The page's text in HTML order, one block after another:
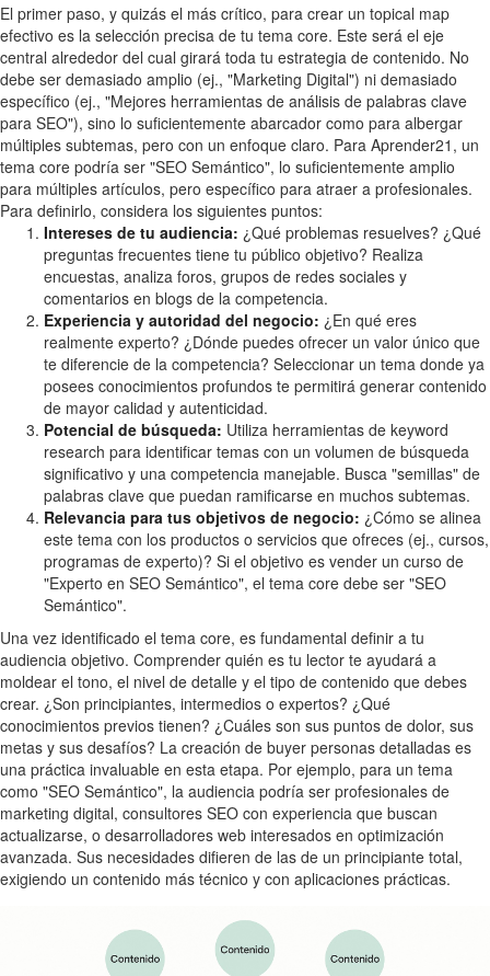
El primer paso, y quizás el más crítico, para crear un topical map
efectivo es la selección precisa de tu tema core. Este será el eje
central alrededor del cual girará toda tu estrategia de contenido. No
debe ser demasiado amplio (ej., "Marketing Digital") ni demasiado
específico (ej., "Mejores herramientas de análisis de palabras clave
para SEO"), sino lo suficientemente abarcador como para albergar
múltiples subtemas, pero con un enfoque claro. Para Aprender21, un
tema core podría ser "SEO Semántico", lo suficientemente amplio
para múltiples artículos, pero específico para atraer a profesionales.
Para definirlo, considera los siguientes puntos:
Intereses de tu audiencia: ¿Qué problemas resuelves? ¿Qué
preguntas frecuentes tiene tu público objetivo? Realiza
encuestas, analiza foros, grupos de redes sociales y
comentarios en blogs de la competencia.
Experiencia y autoridad del negocio: ¿En qué eres
realmente experto? ¿Dónde puedes ofrecer un valor único que
te diferencie de la competencia? Seleccionar un tema donde ya
posees conocimientos profundos te permitirá generar contenido
de mayor calidad y autenticidad.
Potencial de búsqueda: Utiliza herramientas de keyword
research para identificar temas con un volumen de búsqueda
significativo y una competencia manejable. Busca "semillas" de
palabras clave que puedan ramificarse en muchos subtemas.
Relevancia para tus objetivos de negocio: ¿Cómo se alinea
este tema con los productos o servicios que ofreces (ej., cursos,
programas de experto)? Si el objetivo es vender un curso de
"Experto en SEO Semántico", el tema core debe ser "SEO
Semántico".
Una vez identificado el tema core, es fundamental definir a tu
audiencia objetivo. Comprender quién es tu lector te ayudará a
moldear el tono, el nivel de detalle y el tipo de contenido que debes
crear. ¿Son principiantes, intermedios o expertos? ¿Qué
conocimientos previos tienen? ¿Cuáles son sus puntos de dolor, sus
metas y sus desafíos? La creación de buyer personas detalladas es
una práctica invaluable en esta etapa. Por ejemplo, para un tema
como "SEO Semántico", la audiencia podría ser profesionales de
marketing digital, consultores SEO con experiencia que buscan
actualizarse, o desarrolladores web interesados en optimización
avanzada. Sus necesidades difieren de las de un principiante total,
exigiendo un contenido más técnico y con aplicaciones prácticas.